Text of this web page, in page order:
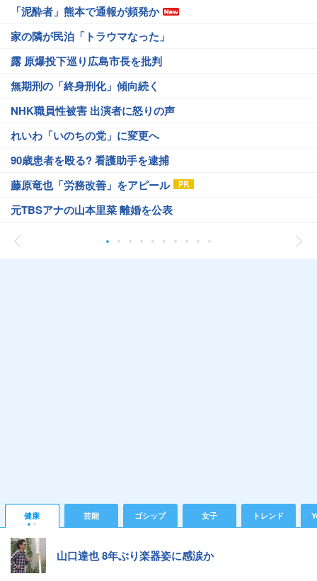
「泥酔者」熊本で通報が頻発か
家の隣が民泊「トラウマなった」
露 原爆投下巡り広島市長を批判
無期刑の「終身刑化」傾向続く
NHK職員性被害 出演者に怒りの声
れいわ「いのちの党」に変更へ
90歳患者を殴る? 看護助手を逮捕
藤原竜也「労務改善」をアピール
元TBSアナの山本里菜 離婚を公表
健康 芸能 ゴシップ 女子 トレンド
山口達也 8年ぶり楽器姿に感涙か